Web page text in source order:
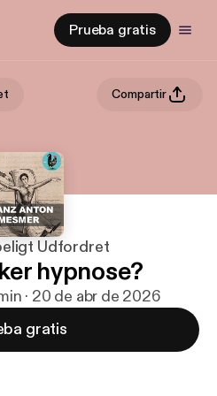
Prueba gratis
Compartir
Udfordret
hypnose?
· 20 de abr de 2026
gratis